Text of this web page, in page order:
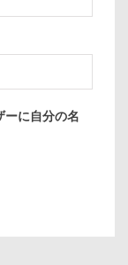
ーに自分の名